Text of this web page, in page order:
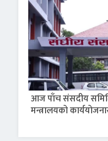
आज पाँच संसदीय
मन्त्रालयको